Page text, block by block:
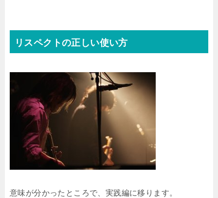
リスペクトの正しい使い方
意味が分かったところで、実践編に移ります。